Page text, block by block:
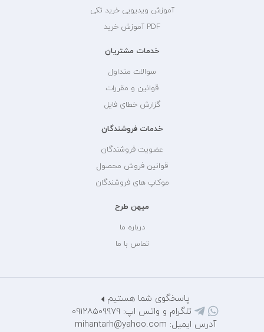
آموزش ویدیویی خرید تکی
PDF آموزش خرید
خدمات مشتریان
سوالات متداول
قوانین و مقررات
گزارش خطای فایل
خدمات فروشندگان
عضویت فروشندگان
قوانین فروش محصول
موکاپ های فروشندگان
میهن طرح
درباره ما
تماس با ما
پاسخگوی شما هستیم
تلگرام و واتس اپ: 09128509979
آدرس ایمیل: mihantarh@yahoo.com